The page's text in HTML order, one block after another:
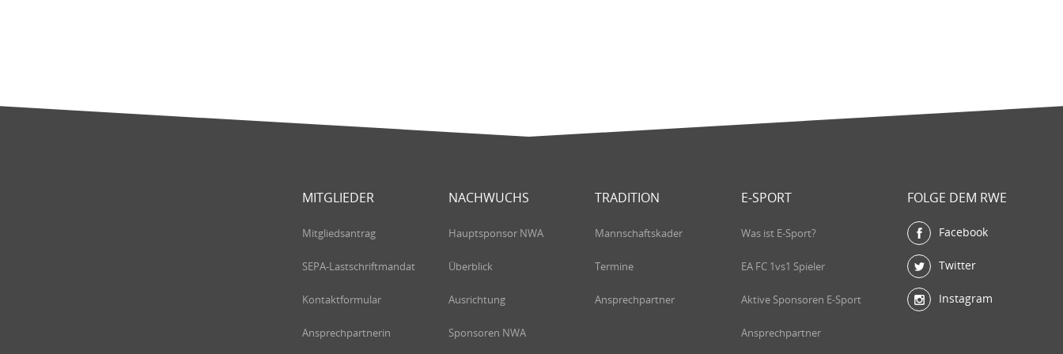
MITGLIEDER
Mitgliedsantrag
SEPA-Lastschriftmandat
Kontaktformular
Ansprechpartnerin
NACHWUCHS
Hauptsponsor NWA
Überblick
Ausrichtung
Sponsoren NWA
TRADITION
Mannschaftskader
Termine
Ansprechpartner
E-SPORT
Was ist E-Sport?
EA FC 1vs1 Spieler
Aktive Sponsoren E-Sport
Ansprechpartner
FOLGE DEM RWE
Facebook
Twitter
Instagram